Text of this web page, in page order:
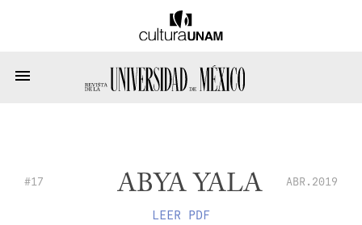
#17 ABYA YALA ABR.2019
LEER PDF